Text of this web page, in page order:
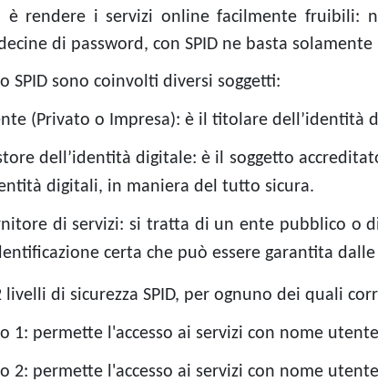
è rendere i servizi online facilmente fruibili:
di password, con SPID ne basta solamente
SPID sono coinvolti diversi soggetti:
(Privato o Impresa): è il titolare dell’identità
dell’identità digitale: è il soggetto
digitali, in maniera del tutto sicura.
di servizi: si tratta di un ente pubblico o
certa che può essere garantita dalle
livelli di sicurezza SPID, per ognuno dei quali
1: permette l'accesso ai servizi con nome
2: permette l'accesso ai servizi con nome